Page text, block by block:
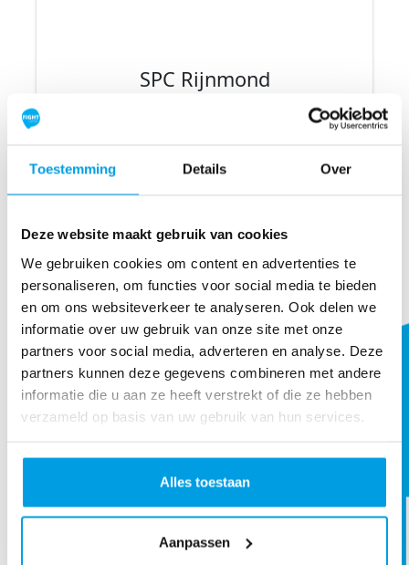
Toestemming Details Over
Deze website maakt gebruik van cookies
We gebruiken cookies om content en advertenties te
personaliseren, om functies voor social media te bieden
en om ons websiteverkeer te analyseren. Ook delen we
informatie over uw gebruik van onze site met onze
partners voor social media, adverteren en analyse. Deze
partners kunnen deze gegevens combineren met andere
informatie die u aan ze heeft verstrekt of die ze hebben
verzameld op basis van uw gebruik van hun services.
Alles toestaan
Aanpassen
SPC Rijnmond